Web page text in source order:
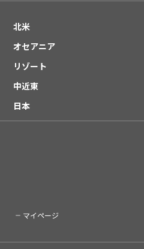
北米
オセアニア
リゾート
中近東
日本
マイページ